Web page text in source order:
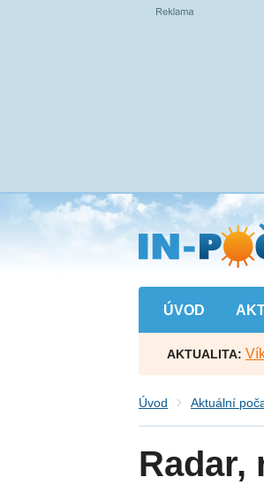
Přejít
na
hlavní
obsah
ÚVOD
AKTUALITA:
Úvod Aktuální
Radar,